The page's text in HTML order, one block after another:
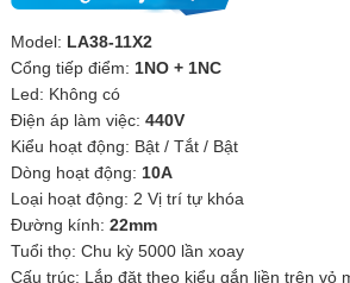
Model: LA38-11X2
Cổng tiếp điểm: 1NO + 1NC
Led: Không có
Điện áp làm việc: 440V
Kiểu hoạt động: Bật / Tắt / Bật
Dòng hoạt động: 10A
Loại hoạt động: 2 Vị trí tự khóa
Đường kính: 22mm
Tuổi thọ: Chu kỳ 5000 lần xoay
Cấu trúc: Lắp đặt theo kiểu gắn liền trên vỏ